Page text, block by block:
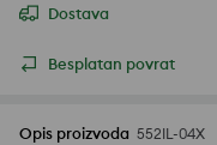
Dostava
Besplatan povrat
Opis proizvoda 552IL-04X